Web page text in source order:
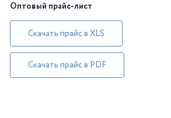
Оптовый прайс-лист
Скачать прайс в XLS
Скачать прайс в PDF